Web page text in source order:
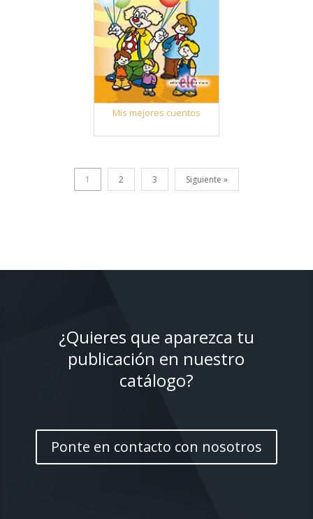
Mis mejores cuentos
1 2 3 Siguiente »
¿Quieres que aparezca tu
publicación en nuestro
catálogo?
Ponte en contacto con nosotros